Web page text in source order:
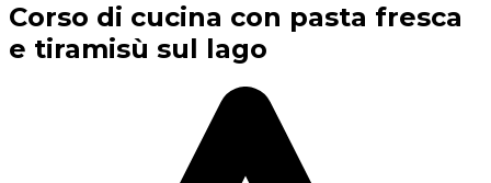
Corso di cucina con pasta fresca
e tiramisù sul lago